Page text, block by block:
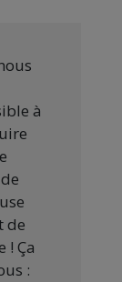
à
de
! Ça
: